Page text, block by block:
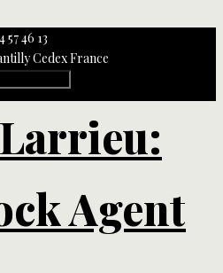
46 13
Cedex France